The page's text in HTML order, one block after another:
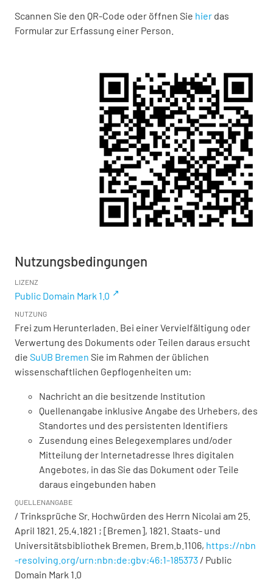
Scannen Sie den QR-Code oder öffnen Sie hier das
Formular zur Erfassung einer Person.
Nutzungsbedingungen
LIZENZ
Public Domain Mark 1.0
NUTZUNG
Frei zum Herunterladen. Bei einer Vervielfältigung oder
Verwertung des Dokuments oder Teilen daraus ersucht
die SuUB Bremen Sie im Rahmen der üblichen
wissenschaftlichen Gepflogenheiten um:
Nachricht an die besitzende Institution
Quellenangabe inklusive Angabe des Urhebers, des
Standortes und des persistenten Identifiers
Zusendung eines Belegexemplares und/oder
Mitteilung der Internetadresse Ihres digitalen
Angebotes, in das Sie das Dokument oder Teile
daraus eingebunden haben
QUELLENANGABE
/ Trinksprüche Sr. Hochwürden des Herrn Nicolai am 25.
April 1821. 25.4.1821 ; [Bremen], 1821. Staats- und
Universitätsbibliothek Bremen, Brem.b.1106, https://nbn
-resolving.org/urn:nbn:de:gbv:46:1-185373 / Public
Domain Mark 1.0